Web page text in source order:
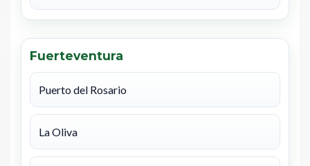
Fuerteventura
Puerto del Rosario
La Oliva